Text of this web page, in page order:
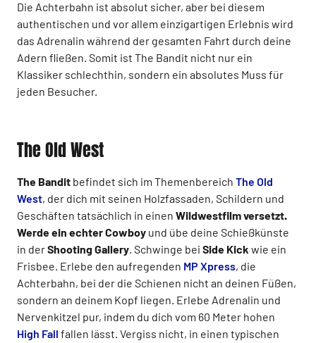
Die Achterbahn ist absolut sicher, aber bei diesem
authentischen und vor allem einzigartigen Erlebnis wird
das Adrenalin während der gesamten Fahrt durch deine
Adern fließen. Somit ist The Bandit nicht nur ein
Klassiker schlechthin, sondern ein absolutes Muss für
jeden Besucher.
The Old West
The Bandit befindet sich im Themenbereich The Old
West, der dich mit seinen Holzfassaden, Schildern und
Geschäften tatsächlich in einen Wildwestfilm versetzt.
Werde ein echter Cowboy und übe deine Schießkünste
in derShooting Gallery. Schwinge bei Side Kick wie ein
Frisbee. Erlebe den aufregenden MP Xpress, die
Achterbahn, bei der die Schienen nicht an deinen Füßen,
sondern an deinem Kopf liegen. Erlebe Adrenalin und
Nervenkitzel pur, indem du dich vom 60 Meter hohen
High Fall fallen lässt. Vergiss nicht, in einen typischen